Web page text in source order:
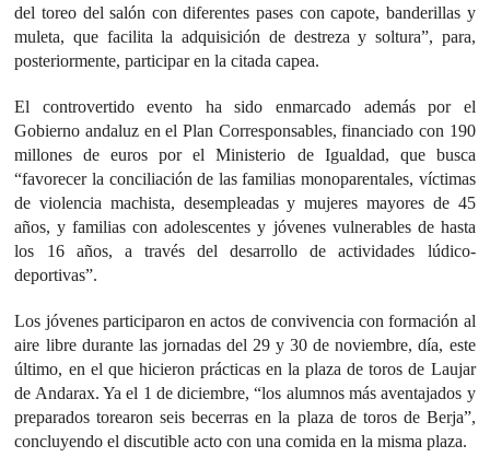
del toreo del salón con diferentes pases con capote, banderillas y
muleta, que facilita la adquisición de destreza y soltura”, para,
posteriormente, participar en la citada capea.
El controvertido evento ha sido enmarcado además por el
Gobierno andaluz en el Plan Corresponsables, financiado con 190
millones de euros por el Ministerio de Igualdad, que busca
“favorecer la conciliación de las familias monoparentales, víctimas
de violencia machista, desempleadas y mujeres mayores de 45
años, y familias con adolescentes y jóvenes vulnerables de hasta
los 16 años, a través del desarrollo de actividades lúdico-
deportivas”.
Los jóvenes participaron en actos de convivencia con formación al
aire libre durante las jornadas del 29 y 30 de noviembre, día, este
último, en el que hicieron prácticas en la plaza de toros de Laujar
de Andarax. Ya el 1 de diciembre, “los alumnos más aventajados y
preparados torearon seis becerras en la plaza de toros de Berja”,
concluyendo el discutible acto con una comida en la misma plaza.